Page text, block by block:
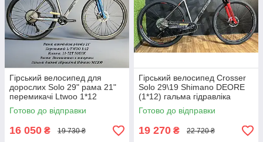
Гірський велосипед для
дорослих Solo 29" рама 21"
перемикачі Ltwoo 1*12
гальма гідравліка вилка
повітряна
Готово до відправки
16 050 ₴ 19 730 ₴
Гірський велосипед Crosser
Solo 29\19 Shimano DEORE
(1*12) гальма гідравліка
вилка пневматика з локаутом
Готово до відправки
19 270 ₴ 22 720 ₴